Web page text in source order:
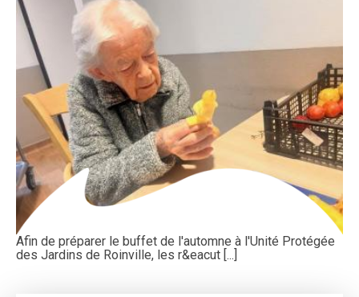
Afin de préparer le buffet de l'automne à l'Unité Protégée
des Jardins de Roinville, les r&eacut [...]